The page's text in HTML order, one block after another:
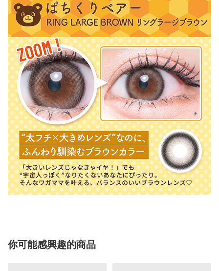
你可能感興趣的商品